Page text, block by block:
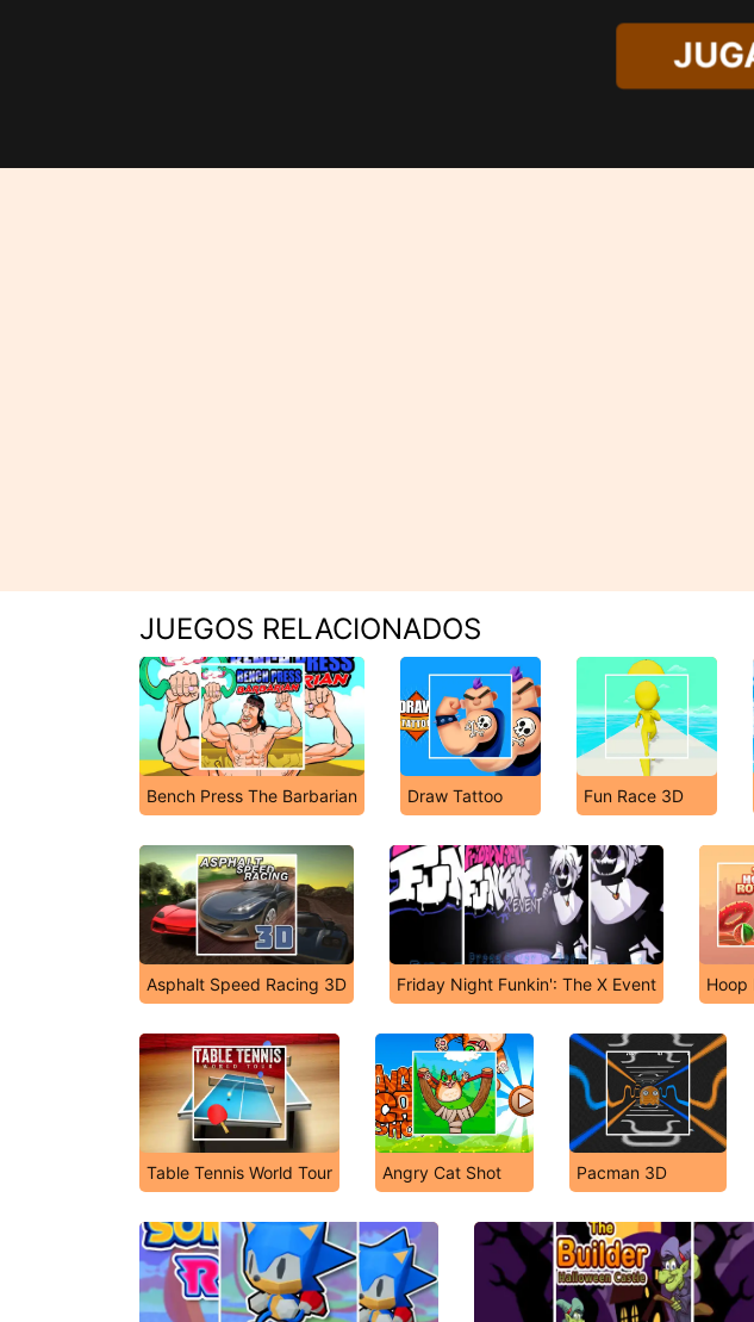
JUEGOS RELACIONADOS
Bench Press The Barbarian Draw Tattoo Fun Race 3D
Asphalt Speed Racing 3D Friday Night Funkin': The X Event Hoop
Table Tennis World Tour Angry Cat Shot Pacman 3D